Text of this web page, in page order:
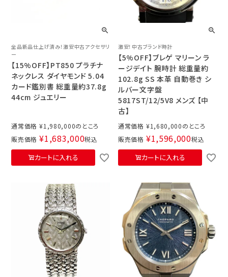
全品新品仕上げ済み！激安中古アクセサリ
ー
【15%OFF】PT850 プラチナ
ネックレス ダイヤモンド 5.04
カード鑑別書 総重量約37.8g
44cm ジュエリー
通常価格 ¥1,980,000
販売価格 ¥1,683,000税込
カートに入れる
激安！中古ブランド時計
【5%OFF】ブレゲ マリーン ラ
ージデイト 腕時計 総重量約
102.8g SS 本革 自動巻き シ
ルバー文字盤
5817ST/12/5V8 メンズ 【中
古】
通常価格 ¥1,680,000
販売価格 ¥1,596,000税込
カートに入れる